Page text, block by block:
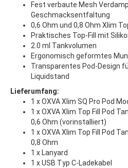
Fest verbaute Mesh
Geschmacksentfaltung
0,6 Ohm und 0,8 Ohm Xlim
Praktisches Top-Fill mit
2.0 ml Tankvolumen
Ergonomisch geformtes
Transparentes Pod-Design
Liquidstand
Lieferumfang:
1 x OXVA Xlim SQ Pro Pod
1 x OXVA Xlim Top Fill Pod
0,6 Ohm (vorinstalliert)
1 x OXVA Xlim Top Fill Pod
0,8 Ohm
1 x Lanyard
1 x USB Typ C-Ladekabel